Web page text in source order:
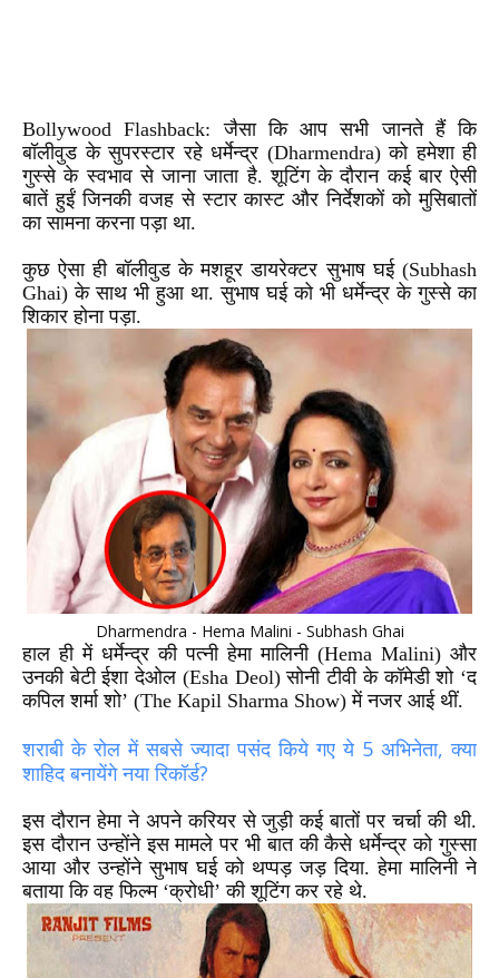
Bollywood Flashback: जैसा कि आप सभी जानते हैं कि
बॉलीवुड के सुपरस्टार रहे धर्मेन्द्र (Dharmendra) को हमेशा ही
गुस्से के स्वभाव से जाना जाता है. शूटिंग के दौरान कई बार ऐसी
बातें हुईं जिनकी वजह से स्टार कास्ट और निर्देशकों को मुसिबातों
का सामना करना पड़ा था.
कुछ ऐसा ही बॉलीवुड के मशहूर डायरेक्टर सुभाष घई(Subhash
Ghai) के साथ भी हुआ था. सुभाष घई को भी धर्मेन्द्र के गुस्से का
शिकार होना पड़ा.
Dharmendra - Hema Malini - Subhash Ghai
हाल ही में धर्मेन्द्र की पत्नी हेमा मालिनी(Hema Malini) और
उनकी बेटी ईशा देओल (Esha Deol)सोनी टीवी के कॉमेडी शो ‘द
कपिल शर्मा शो’ (The Kapil Sharma Show) में नजर आई थीं.
शराबी के रोल में सबसे ज्यादा पसंद किये गए ये 5 अभिनेता,क्या
शाहिद बनायेंगे नया रिकॉर्ड?
इस दौरान हेमा ने अपने करियर से जुड़ी कई बातों पर चर्चा की थी.
इस दौरान उन्होंने इस मामले पर भी बात की कैसे धर्मेन्द्र को गुस्सा
आया और उन्होंने सुभाष घई को थप्पड़ जड़ दिया. हेमा मालिनी ने
बताया कि वह फिल्म ‘क्रोधी’ की शूटिंग कर रहे थे.